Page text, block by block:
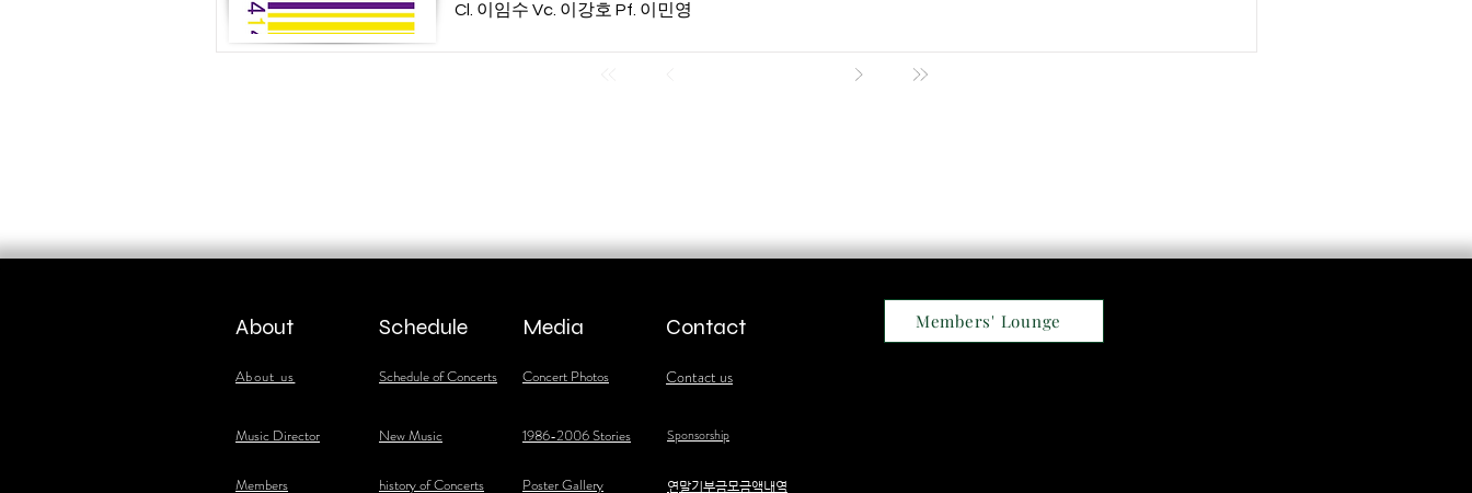
Cl. 이임수 Vc. 이강호 Pf. 이민영
About
About us
​Music Director
​Members
Schedule
Schedule of Concerts
Media
Concert Photos
Contact
Contact us
New Music 1986-2006 Stories Sponsorship
history of Concerts Poster Gallery ​연말기부금모금액내역
Members' Lounge